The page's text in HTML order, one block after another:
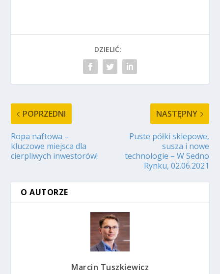
DZIELIĆ:
POPRZEDNI
Ropa naftowa –
kluczowe miejsca dla
cierpliwych inwestorów!
NASTĘPNY
Puste półki sklepowe,
susza i nowe
technologie – W Sedno
Rynku, 02.06.2021
O AUTORZE
Marcin Tuszkiewicz